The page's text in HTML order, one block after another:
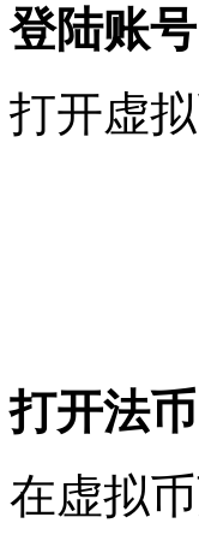
登陆账号
打开虚
打开法币
在虚拟